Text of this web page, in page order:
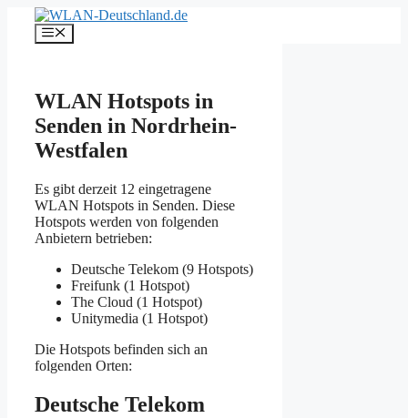
Inhalt
springen
Menü
WLAN Hotspots in
Senden in Nordrhein-
Westfalen
Es gibt derzeit 12 eingetragene
WLAN Hotspots in Senden. Diese
Hotspots werden von folgenden
Anbietern betrieben:
Deutsche Telekom (9 Hotspots)
Freifunk (1 Hotspot)
The Cloud (1 Hotspot)
Unitymedia (1 Hotspot)
Die Hotspots befinden sich an
folgenden Orten:
Deutsche Telekom